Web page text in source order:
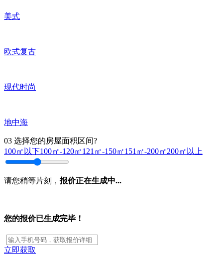
美式
欧式复古
现代时尚
地中海
03 选择您的房屋面积区间?
100㎡以下100㎡-120㎡121㎡-150㎡151㎡-200㎡200㎡以上
请您稍等片刻， 报价正在生成中...
您的报价已生成完毕！
立即获取